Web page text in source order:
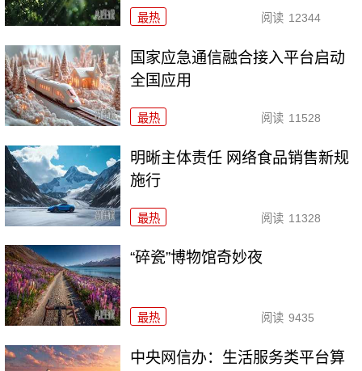
最热 阅读 12344
国家应急通信融合接入平台启动
全国应用
最热 阅读 11528
明晰主体责任 网络食品销售新规
施行
最热 阅读 11328
“碎瓷”博物馆奇妙夜
最热 阅读 9435
中央网信办：生活服务类平台算